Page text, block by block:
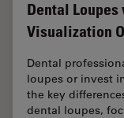
Dental
Visualization
Dental
loupes or invest
the key
dental loupes,